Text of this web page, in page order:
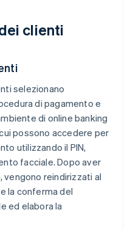
clienti
selezionano
di pagamento e
di online banking
possono accedere per
utilizzando il PIN,
facciale. Dopo aver
reindirizzati al
la conferma del
ed elabora la